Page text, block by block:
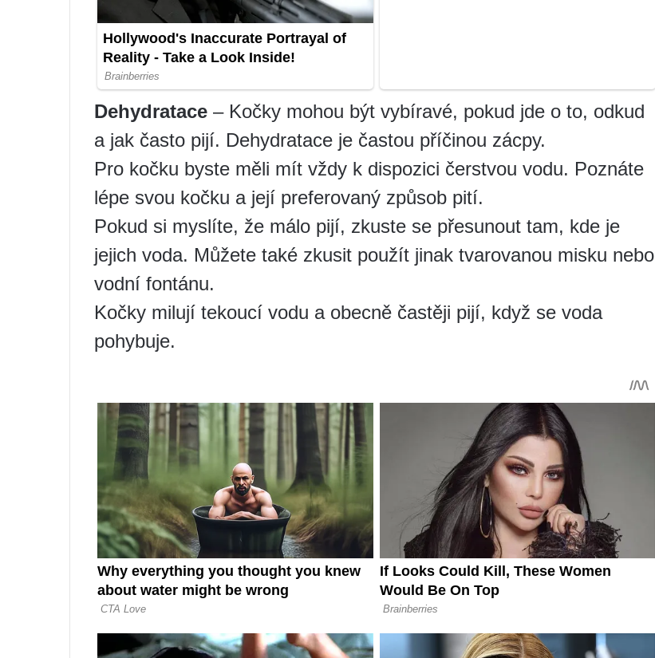
Dehydratace – Kočky mohou být vybíravé, pokud jde o to, odkud
a jak často pijí. Dehydratace je častou příčinou zácpy.
Pro kočku byste měli mít vždy k dispozici čerstvou vodu. Poznáte
lépe svou kočku a její preferovaný způsob pití.
Pokud si myslíte, že málo pijí, zkuste se přesunout tam, kde je
jejich voda. Můžete také zkusit použít jinak tvarovanou misku nebo
vodní fontánu.
Kočky milují tekoucí vodu a obecně častěji pijí, když se voda
pohybuje.